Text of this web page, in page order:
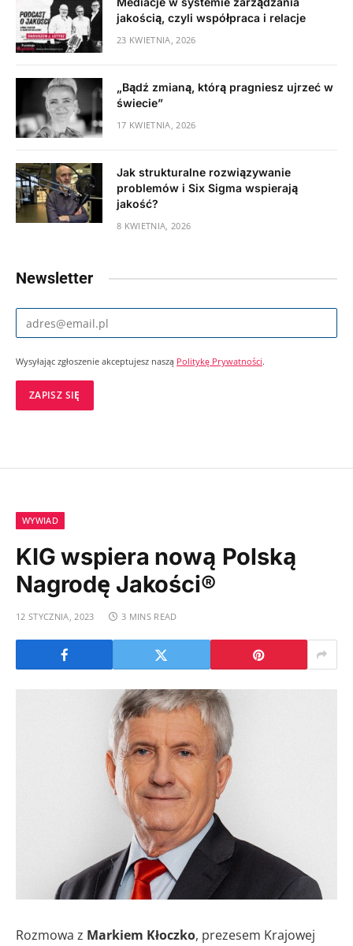
jakością, czyli współpraca i relacje
23 KWIETNIA, 2026
„Bądź zmianą, którą pragniesz ujrzeć w
świecie”
17 KWIETNIA, 2026
Jak strukturalne rozwiązywanie
problemów i Six Sigma wspierają
jakość?
8 KWIETNIA, 2026
Newsletter
Wysyłając zgłoszenie akceptujesz naszą Politykę Prywatności.
WYWIAD
KIG wspiera nową Polską
Nagrodę Jakości®
12 STYCZNIA, 2023 3 MINS READ
Rozmowa z Markiem Kłoczko, prezesem Krajowej